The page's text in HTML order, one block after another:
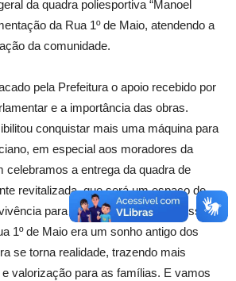
da quadra poliesportiva “Manoel
da Rua 1º de Maio, atendendo a
da comunidade.
pela Prefeitura o apoio recebido por
e a importância das obras.
conquistar mais uma máquina para
em especial aos moradores da
celebramos a entrega da quadra de
revitalizada, que será um espaço de
para a comunidade. Além disso, a
1º de Maio era um sonho antigo dos
se torna realidade, trazendo mais
valorização para as famílias. E vamos